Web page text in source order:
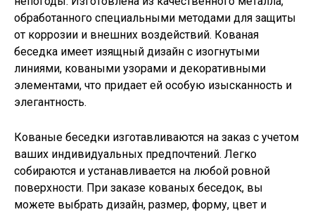
обработанного специальными методами для защиты
от коррозии и внешних воздействий. Кованая
беседка имеет изящный дизайн с изогнутыми
линиями, коваными узорами и декоративными
элементами, что придает ей особую изысканность и
элегантность.
Кованые беседки изготавливаются на заказ с учетом
ваших индивидуальных предпочтений. Легко
собираются и устанавливается на любой ровной
поверхности. При заказе кованых беседок, вы
можете выбрать дизайн, размер, форму, цвет и